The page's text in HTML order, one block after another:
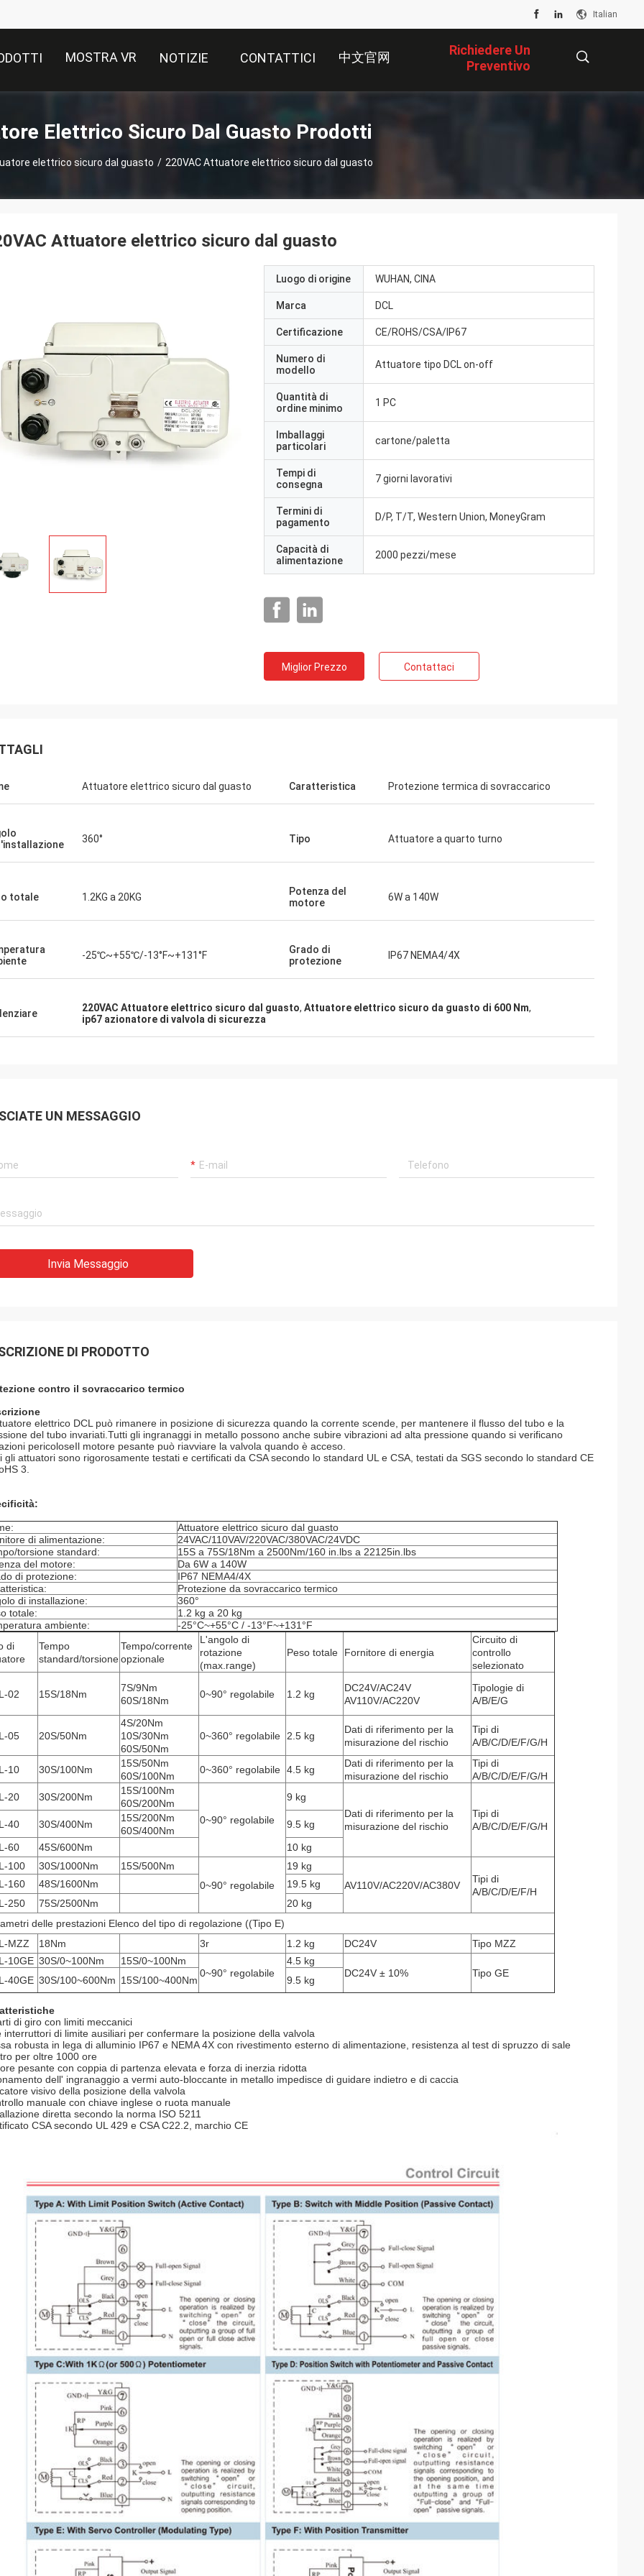
Italian
MOSTRA VR NOTIZIE CONTATTICI 中文官网
Richiedere Un
Preventivo
Elettrico Sicuro Dal Guasto Prodotti
elettrico sicuro dal guasto / 220VAC Attuatore elettrico sicuro dal guasto
con DCL,
dei prodotti DCL.
prima di tutto e i
rigorosi con i
molti esperimenti
i loro nuovi progetti
anche
le parti di
anni, i loro attuatori elettrici sono utilizzati
servono i clienti di HVAC in tutto il mondo
con i prodotti DCLForniscono
continuamente prodotti molto affidabili e
supportarci.
Attuatore elettrico sicuro dal guasto
Luogo di origine WUHAN, CINA
Marca DCL
Certificazione CE/ROHS/CSA/IP67
Numero di
modello
Attuatore tipo DCL on-off
Quantità di
ordine minimo
1 PC
Imballaggi
particolari
cartone/paletta
Tempi di
consegna
7 giorni lavorativi
Termini di
pagamento
D/P, T/T, Western Union, MoneyGram
Capacità di
alimentazione
2000 pezzi/mese
Miglior Prezzo Contattaci
Attuatore elettrico sicuro dal guasto Caratteristica Protezione termica di sovraccarico
360° Tipo Attuatore a quarto turno
totale 1.2KG a 20KG
Potenza del
motore
6W a 140W
-25℃~+55℃/-13°F~+131°F
Grado di
protezione
IP67 NEMA4/4X
220VAC Attuatore elettrico sicuro dal guasto, Attuatore elettrico sicuro da guasto di 600 Nm,
ip67 azionatore di valvola di sicurezza
UN MESSAGGIO
Invia Messaggio
DI PRODOTTO
contro il sovraccarico termico
elettrico DCL può rimanere in posizione di sicurezza quando la corrente scende, per mantenere il flusso del tubo e la
del tubo invariati.Tutti gli ingranaggi in metallo possono anche subire vibrazioni ad alta pressione quando si verificano
pericoloseIl motore pesante può riavviare la valvola quando è acceso.
gli attuatori sono rigorosamente testati e certificati da CSA secondo lo standard UL e CSA, testati da SGS secondo lo standard CE
3.
Attuatore elettrico sicuro dal guasto
di alimentazione:
24VAC/110VAV/220VAC/380VAC/24VDC
torsione standard:
15S a 75S/18Nm a 2500Nm/160 in.lbs a 22125in.lbs
del motore:
Da 6W a 140W
di protezione:
IP67 NEMA4/4X
Protezione da sovraccarico termico
di installazione:
360°
totale:
1.2 kg a 20 kg
ambiente:
-25°C~+55°C / -13°F~+131°F
di
Tempo
standard/torsione
Tempo/corrente
opzionale
L'angolo di
rotazione
(max.range)
Peso totale Fornitore di energia
Circuito di
controllo
selezionato
02 15S/18Nm
7S/9Nm
60S/18Nm
0~90° regolabile 1.2 kg
DC24V/AC24V
AV110V/AC220V
Tipologie di
A/B/E/G
05 20S/50Nm
4S/20Nm
10S/30Nm
60S/50Nm
0~360° regolabile 2.5 kg
Dati di riferimento per la
misurazione del rischio
Tipi di
A/B/C/D/E/F/G/H
10 30S/100Nm
15S/50Nm
60S/100Nm
0~360° regolabile 4.5 kg
Dati di riferimento per la
misurazione del rischio
Tipi di
A/B/C/D/E/F/G/H
20
30S/200Nm
15S/100Nm
60S/200Nm
0~90° regolabile
9 kg
Dati di riferimento per la
misurazione del rischio
Tipi di
A/B/C/D/E/F/G/H
40 30S/400Nm
15S/200Nm
60S/400Nm
9.5 kg
60
45S/600Nm
10 kg
100
30S/1000Nm
15S/500Nm
0~90° regolabile
19 kg
AV110V/AC220V/AC380V
Tipi di
A/B/C/D/E/F/H
160 48S/1600Nm
19.5 kg
250
75S/2500Nm
20 kg
delle prestazioni Elenco del tipo di regolazione ((Tipo E)
MZZ
18Nm 3r 1.2 kg DC24V
Tipo MZZ
10GE 30S/0~100Nm
15S/0~100Nm
0~90° regolabile
4.5 kg
DC24V ± 10%
Tipo GE
40GE 30S/100~600Nm 15S/100~400Nm 9.5 kg
di giro con limiti meccanici
interruttori di limite ausiliari per confermare la posizione della valvola
robusta in lega di alluminio IP67 e NEMA 4X con rivestimento esterno di alimentazione, resistenza al test di spruzzo di sale
per oltre 1000 ore
pesante con coppia di partenza elevata e forza di inerzia ridotta
dell' ingranaggio a vermi auto-bloccante in metallo impedisce di guidare indietro e di caccia
visivo della posizione della valvola
manuale con chiave inglese o ruota manuale
diretta secondo la norma ISO 5211
CSA secondo UL 429 e CSA C22.2, marchio CE